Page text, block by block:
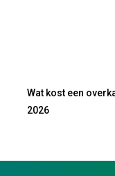
Wat kost een
2026